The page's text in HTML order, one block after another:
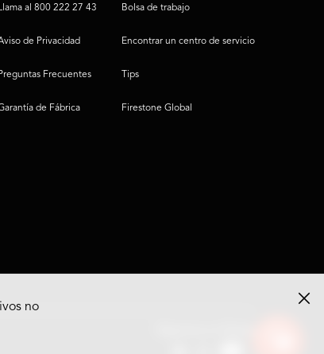
Llama al 800 222 27 43
de Privacidad
Preguntas Frecuentes
de Fábrica
Bolsa de trabajo
Encontrar un centro de servicio
Tips
Firestone Global
no